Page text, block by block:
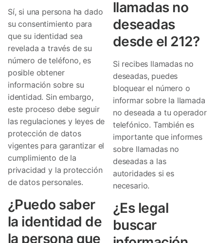
Sí, si una persona ha dado
su consentimiento para
que su identidad sea
revelada a través de su
número de teléfono, es
posible obtener
información sobre su
identidad. Sin embargo,
este proceso debe seguir
las regulaciones y leyes de
protección de datos
vigentes para garantizar el
cumplimiento de la
privacidad y la protección
de datos personales.
¿Puedo saber
la identidad de
la persona que
llamadas no
deseadas
desde el 212?
Si recibes llamadas no
deseadas, puedes
bloquear el número o
informar sobre la llamada
no deseada a tu operador
telefónico. También es
importante que informes
sobre llamadas no
deseadas a las
autoridades si es
necesario.
¿Es legal
buscar